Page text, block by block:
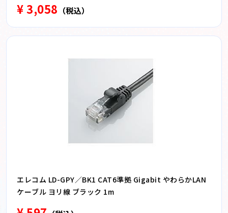
¥ 3,058 （税込）
エレコム LD-GPY／BK1 CAT6準拠 Gigabit やわらかLAN
ケーブル ヨリ線 ブラック 1m